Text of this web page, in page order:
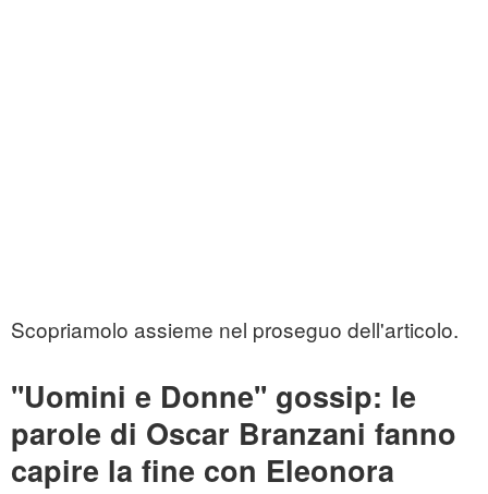
Scopriamolo assieme nel proseguo dell'articolo.
''Uomini e Donne'' gossip: le
parole di Oscar Branzani fanno
capire la fine con Eleonora